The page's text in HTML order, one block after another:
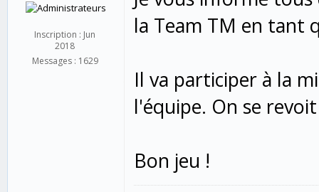
Inscription : Jun
2018
Messages : 1629
la Team TM en tant
Il va participer à la
l'équipe. On se
Bon jeu !